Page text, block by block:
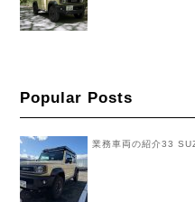
Popular Posts
業務車両の紹介33